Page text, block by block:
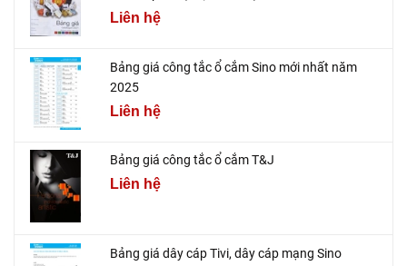
Liên hệ
Bảng giá công tắc ổ cắm Sino mới nhất năm
2025
Liên hệ
Bảng giá công tắc ổ cắm T&J
Liên hệ
Bảng giá dây cáp Tivi, dây cáp mạng Sino